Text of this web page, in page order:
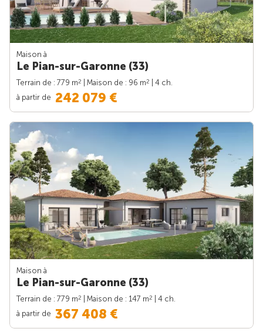
Maison à
Le Pian-sur-Garonne (33)
Terrain de : 779 m2 | Maison de : 96 m2
| 4 ch.
à partir de 242 079 €
Maison à
Le Pian-sur-Garonne (33)
Terrain de : 779 m2 | Maison de : 147 m2
| 4 ch.
à partir de 367 408 €